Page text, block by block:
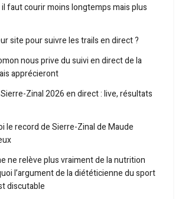
faut courir moins longtemps mais plus
site pour suivre les trails en direct ?
nous prive du suivi en direct de la
apprécieront
Zinal 2026 en direct : live, résultats
le record de Sierre-Zinal de Maude
ne relève plus vraiment de la nutrition
l’argument de la diététicienne du sport
discutable